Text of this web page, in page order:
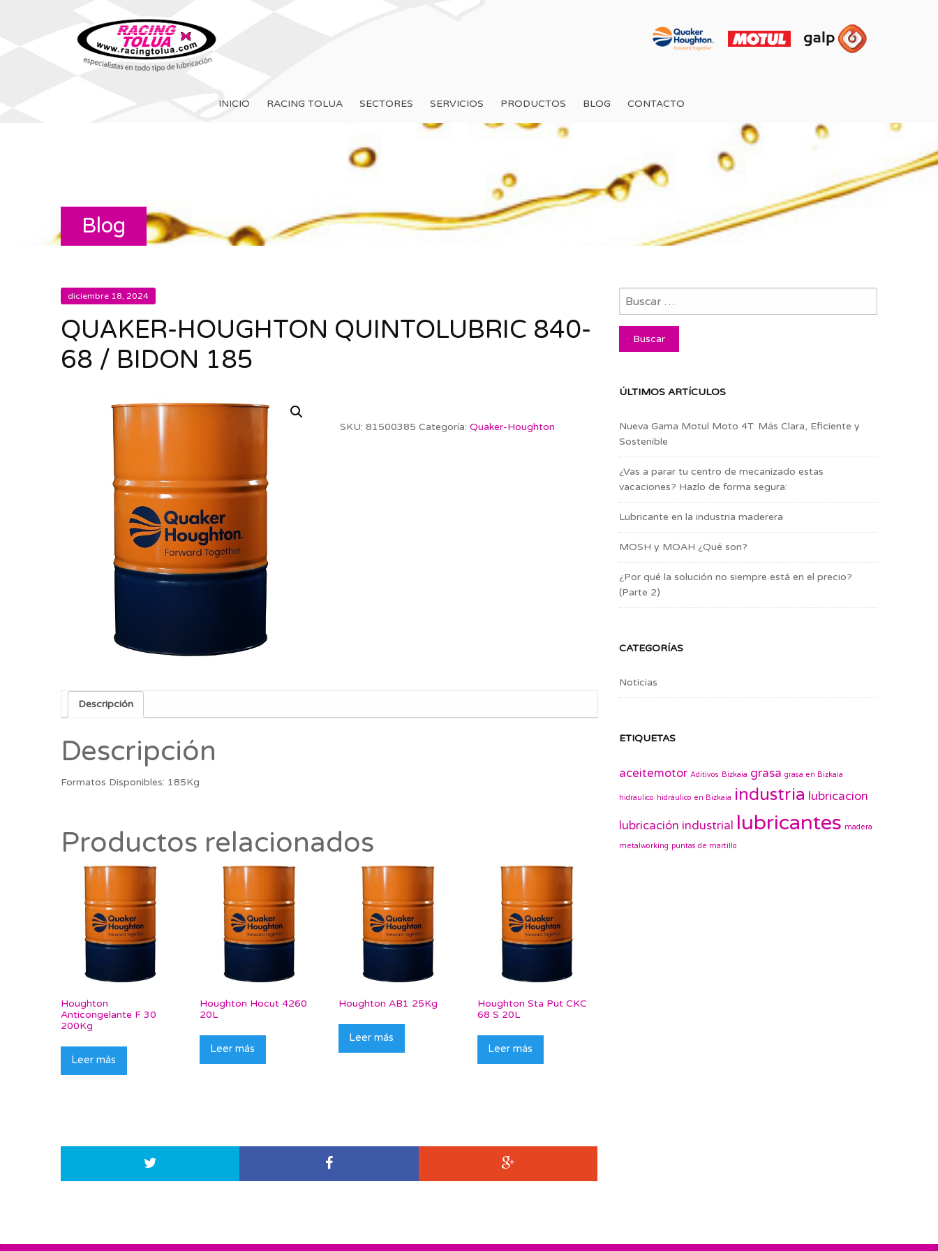
INICIO RACING TOLUA SECTORES SERVICIOS PRODUCTOS BLOG CONTACTO
Blog
diciembre 18, 2024
QUAKER-HOUGHTON QUINTOLUBRIC 840-
68 / BIDON 185
SKU:81500385 Categoría:Quaker-Houghton
Descripción
Descripción
Formatos Disponibles: 185Kg
Productos relacionados
Houghton
Anticongelante F 30
200Kg
Leer más
Houghton Hocut 4260
20L
Leer más
Houghton AB1 25Kg
Leer más
Houghton Sta Put CKC
68 S 20L
Leer más
ÚLTIMOS ARTÍCULOS
Nueva Gama Motul Moto 4T: Más Clara, Eficiente y
Sostenible
¿Vas a parar tu centro de mecanizado estas
vacaciones? Hazlo de forma segura:
Lubricante en la industria maderera
MOSH y MOAH ¿Qué son?
¿Por qué la solución no siempre está en el precio?
(Parte 2)
CATEGORÍAS
Noticias
ETIQUETAS
aceitemotor Aditivos Bizkaia grasa grasa en Bizkaia
hidraulico hidráulico en Bizkaia industria lubricacion
lubricación industrial lubricantes madera
metalworking puntas de martillo